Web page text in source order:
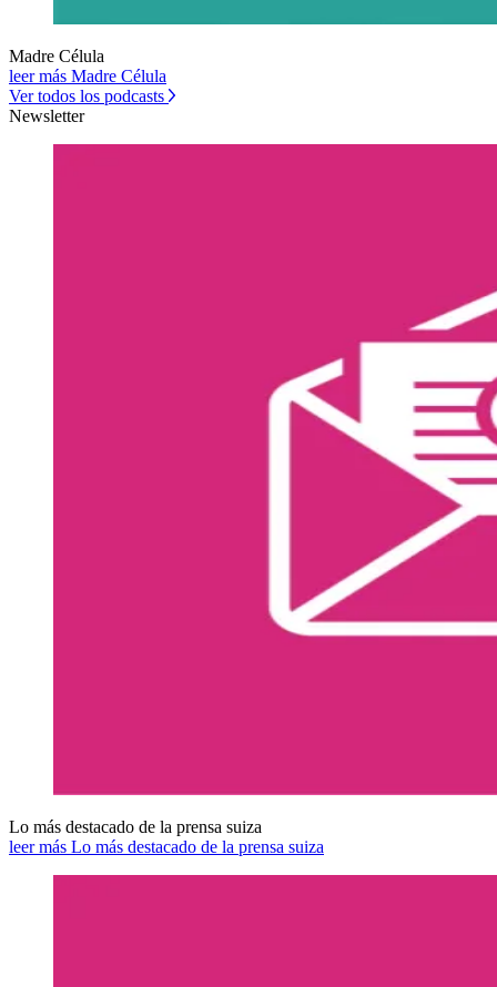
Madre Célula
leer más Madre Célula
Ver todos los podcasts
Newsletter
Lo más destacado de la prensa suiza
leer más Lo más destacado de la prensa suiza